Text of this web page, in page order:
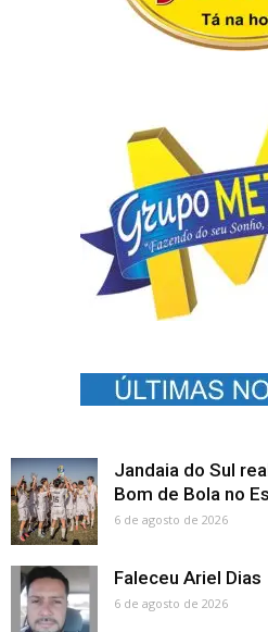
Jandaia do Sul
Bom de Bola no
6 de agosto de 2026
Faleceu Ariel Dias
6 de agosto de 2026